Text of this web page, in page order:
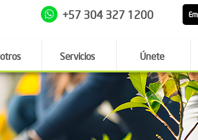
+57 304 327 1200
Servicios Únete